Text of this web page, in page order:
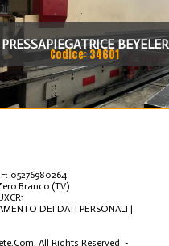
PRESSAPIEGATRICE BEYELER
DEL 2002 A CNC 7.200 MM X
200 TON
Codice: 34601
05276980264
Branco (TV)
DEI DATI PERSONALI |
. All Rights Reserved -